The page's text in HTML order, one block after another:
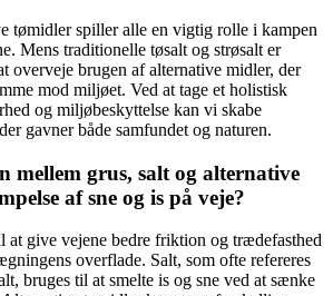
tømidler spiller alle en vigtig rolle i kampen
Mens traditionelle tøsalt og strøsalt er
overveje brugen af alternative midler, der
mod miljøet. Ved at tage et holistisk
og miljøbeskyttelse kan vi skabe
gavner både samfundet og naturen.
mellem grus, salt og alternative
af sne og is på veje?
at give vejene bedre friktion og trædefasthed
overflade. Salt, som ofte refereres
bruges til at smelte is og sne ved at sænke